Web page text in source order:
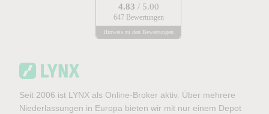
4.83 / 5.00
647 Bewertungen
Hinweis zu den Bewertungen
Seit 2006 ist LYNX als Online-Broker aktiv. Über mehrere
Niederlassungen in Europa bieten wir mit nur einem Depot